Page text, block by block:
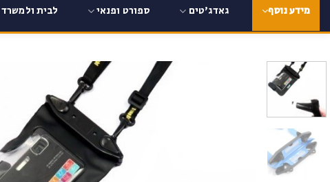
מידע נוסף גאדג'טים ספורט ופנאי לבית ולמשרד